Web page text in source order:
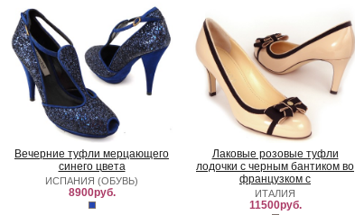
Вечерние туфли мерцающего
синего цвета
ИСПАНИЯ (ОБУВЬ)
8900руб.
Лаковые розовые туфли
лодочки с черным бантиком во
французком с
ИТАЛИЯ
11500руб.